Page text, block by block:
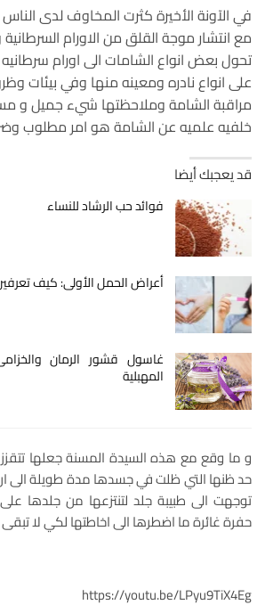
في الآونة الأخيرة كثرت المخاوف لدى
مع انتشار موجة القلق من الاورام
تحول بعض انواع الشامات الى اورام
على انواع نادره ومعينه منها وفي بيئات
مراقبة الشامة وملاحظتها شيء جميل و
خلفيه علميه عن الشامة هو امر مطلوب
قد يعجبك أيضا
فوائد حب الرشاد للنساء
أعراض الحمل الأولى: كيف
غاسول قشور الرمان
المهبلية
و ما وقع مع هذه السيدة المسنة جعلها
حد ظنها التي ظلت في جسدها مدة طويلة الى
توجهت الى طبيبة جلد لتنتزعها من جلدها
حفرة غائرة ما اضطرها الى اخاطتها لكي لا
https://youtu.be/LPyu9TiX4Eg